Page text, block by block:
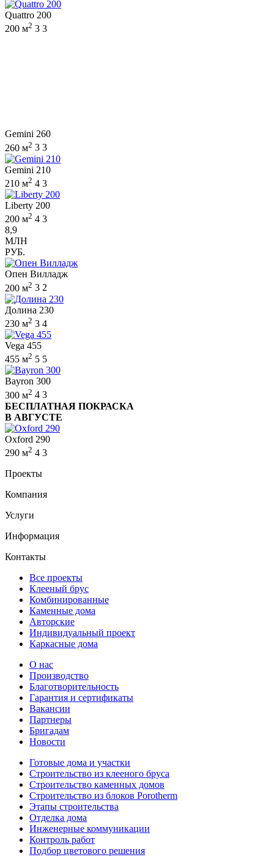
Quattro 200
200 м2 3 3
Gemini 260
260 м2 3 3
Gemini 210
210 м2 4 3
Liberty 200
200 м2 4 3
8,9
МЛН
РУБ.
Опен Вилладж
200 м2 3 2
Долина 230
230 м2 3 4
Vega 455
455 м2 5 5
Bayron 300
300 м2 4 3
БЕСПЛАТНАЯ ПОКРАСКА
В АВГУСТЕ
Oxford 290
290 м2 4 3
Проекты
Компания
Услуги
Информация
Контакты
Все проекты
Клееный брус
Комбинированные
Каменные дома
Авторские
Индивидуальный проект
Каркасные дома
О нас
Производство
Благотворительность
Гарантия и сертификаты
Вакансии
Партнеры
Бригадам
Новости
Готовые дома и участки
Строительство из клееного бруса
Строительство каменных домов
Строительство из блоков Porotherm
Этапы строительства
Отделка дома
Инженерные коммуникации
Контроль работ
Подбор цветового решения